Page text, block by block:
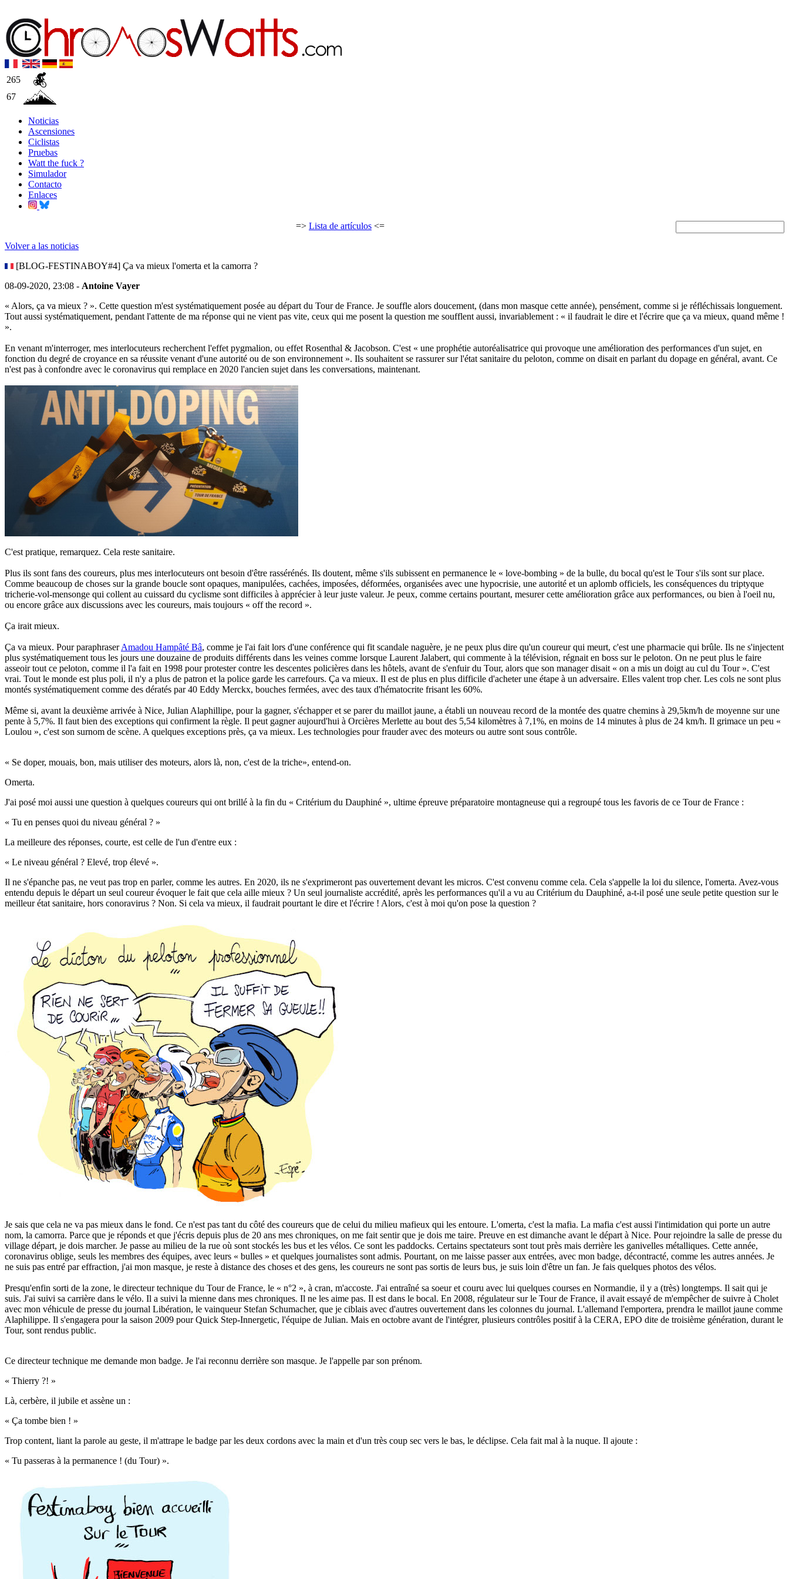
265
67
Noticias
Ascensiones
Ciclistas
Pruebas
Watt the fuck ?
Simulador
Contacto
Enlaces
=> Lista de artículos <=
Volver a las noticias
[BLOG-FESTINABOY#4] Ça va mieux l'omerta et la camorra ?
08-09-2020, 23:08 - Antoine Vayer
« Alors, ça va mieux ? ». Cette question m'est systématiquement posée au départ du Tour de France. Je souffle alors doucement, (dans mon masque cette année), pensément, comme si je réfléchissais longuement.
Tout aussi systématiquement, pendant l'attente de ma réponse qui ne vient pas vite, ceux qui me posent la question me soufflent aussi, invariablement : « il faudrait le dire et l'écrire que ça va mieux, quand même !
».
En venant m'interroger, mes interlocuteurs recherchent l'effet pygmalion, ou effet Rosenthal & Jacobson. C'est « une prophétie autoréalisatrice qui provoque une amélioration des performances d'un sujet, en
fonction du degré de croyance en sa réussite venant d'une autorité ou de son environnement ». Ils souhaitent se rassurer sur l'état sanitaire du peloton, comme on disait en parlant du dopage en général, avant. Ce
n'est pas à confondre avec le coronavirus qui remplace en 2020 l'ancien sujet dans les conversations, maintenant.
C'est pratique, remarquez. Cela reste sanitaire.
Plus ils sont fans des coureurs, plus mes interlocuteurs ont besoin d'être rassérénés. Ils doutent, même s'ils subissent en permanence le « love-bombing » de la bulle, du bocal qu'est le Tour s'ils sont sur place.
Comme beaucoup de choses sur la grande boucle sont opaques, manipulées, cachées, imposées, déformées, organisées avec une hypocrisie, une autorité et un aplomb officiels, les conséquences du triptyque
tricherie-vol-mensonge qui collent au cuissard du cyclisme sont difficiles à apprécier à leur juste valeur. Je peux, comme certains pourtant, mesurer cette amélioration grâce aux performances, ou bien à l'oeil nu,
ou encore grâce aux discussions avec les coureurs, mais toujours « off the record ».
Ça irait mieux.
Ça va mieux. Pour paraphraserAmadou Hampâté Bâ, comme je l'ai fait lors d'une conférence qui fit scandale naguère, je ne peux plus dire qu'un coureur qui meurt, c'est une pharmacie qui brûle. Ils ne s'injectent
plus systématiquement tous les jours une douzaine de produits différents dans les veines comme lorsque Laurent Jalabert, qui commente à la télévision, régnait en boss sur le peloton. On ne peut plus le faire
asseoir tout ce peloton, comme il l'a fait en 1998 pour protester contre les descentes policières dans les hôtels, avant de s'enfuir du Tour, alors que son manager disait « on a mis un doigt au cul du Tour ». C'est
vrai. Tout le monde est plus poli, il n'y a plus de patron et la police garde les carrefours. Ça va mieux. Il est de plus en plus difficile d'acheter une étape à un adversaire. Elles valent trop cher. Les cols ne sont plus
montés systématiquement comme des dératés par 40 Eddy Merckx, bouches fermées, avec des taux d'hématocrite frisant les 60%.
Même si, avant la deuxième arrivée à Nice, Julian Alaphillipe, pour la gagner, s'échapper et se parer du maillot jaune, a établi un nouveau record de la montée des quatre chemins à 29,5km/h de moyenne sur une
pente à 5,7%. Il faut bien des exceptions qui confirment la règle. Il peut gagner aujourd'hui à Orcières Merlette au bout des 5,54 kilomètres à 7,1%, en moins de 14 minutes à plus de 24 km/h. Il grimace un peu «
Loulou », c'est son surnom de scène. A quelques exceptions près, ça va mieux. Les technologies pour frauder avec des moteurs ou autre sont sous contrôle.
« Se doper, mouais, bon, mais utiliser des moteurs, alors là, non, c'est de la triche», entend-on.
Omerta.
J'ai posé moi aussi une question à quelques coureurs qui ont brillé à la fin du « Critérium du Dauphiné », ultime épreuve préparatoire montagneuse qui a regroupé tous les favoris de ce Tour de France :
« Tu en penses quoi du niveau général ? »
La meilleure des réponses, courte, est celle de l'un d'entre eux :
« Le niveau général ? Elevé, trop élevé ».
Il ne s'épanche pas, ne veut pas trop en parler, comme les autres. En 2020, ils ne s'exprimeront pas ouvertement devant les micros. C'est convenu comme cela. Cela s'appelle la loi du silence, l'omerta. Avez-vous
entendu depuis le départ un seul coureur évoquer le fait que cela aille mieux ? Un seul journaliste accrédité, après les performances qu'il a vu au Critérium du Dauphiné, a-t-il posé une seule petite question sur le
meilleur état sanitaire, hors conoravirus ? Non. Si cela va mieux, il faudrait pourtant le dire et l'écrire ! Alors, c'est à moi qu'on pose la question ?
Je sais que cela ne va pas mieux dans le fond. Ce n'est pas tant du côté des coureurs que de celui du milieu mafieux qui les entoure. L'omerta, c'est la mafia. La mafia c'est aussi l'intimidation qui porte un autre
nom, la camorra. Parce que je réponds et que j'écris depuis plus de 20 ans mes chroniques, on me fait sentir que je dois me taire. Preuve en est dimanche avant le départ à Nice. Pour rejoindre la salle de presse du
village départ, je dois marcher. Je passe au milieu de la rue où sont stockés les bus et les vélos. Ce sont les paddocks. Certains spectateurs sont tout près mais derrière les ganivelles métalliques. Cette année,
coronavirus oblige, seuls les membres des équipes, avec leurs « bulles » et quelques journalistes sont admis. Pourtant, on me laisse passer aux entrées, avec mon badge, décontracté, comme les autres années. Je
ne suis pas entré par effraction, j'ai mon masque, je reste à distance des choses et des gens, les coureurs ne sont pas sortis de leurs bus, je suis loin d'être un fan. Je fais quelques photos des vélos.
Presqu'enfin sorti de la zone, le directeur technique du Tour de France, le « n°2 », à cran, m'accoste. J'ai entraîné sa soeur et couru avec lui quelques courses en Normandie, il y a (très) longtemps. Il sait qui je
suis. J'ai suivi sa carrière dans le vélo. Il a suivi la mienne dans mes chroniques. Il ne les aime pas. Il est dans le bocal. En 2008, régulateur sur le Tour de France, il avait essayé de m'empêcher de suivre à Cholet
avec mon véhicule de presse du journal Libération, le vainqueur Stefan Schumacher, que je ciblais avec d'autres ouvertement dans les colonnes du journal. L'allemand l'emportera, prendra le maillot jaune comme
Alaphilippe. Il s'engagera pour la saison 2009 pour Quick Step-Innergetic, l'équipe de Julian. Mais en octobre avant de l'intégrer, plusieurs contrôles positif à la CERA, EPO dite de troisième génération, durant le
Tour, sont rendus public.
Ce directeur technique me demande mon badge. Je l'ai reconnu derrière son masque. Je l'appelle par son prénom.
« Thierry ?! »
Là, cerbère, il jubile et assène un :
« Ça tombe bien ! »
Trop content, liant la parole au geste, il m'attrape le badge par les deux cordons avec la main et d'un très coup sec vers le bas, le déclipse. Cela fait mal à la nuque. Il ajoute :
« Tu passeras à la permanence ! (du Tour) ».